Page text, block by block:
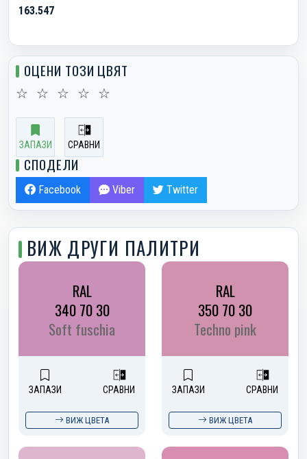
163.547
ОЦЕНИ ТОЗИ ЦВЯТ
☆ ☆ ☆ ☆ ☆
ЗАПАЗИ СРАВНИ
СПОДЕЛИ
Facebook Viber Twitter
ВИЖ ДРУГИ ПАЛИТРИ
RAL
340 70 30
Soft fuschia
ЗАПАЗИ СРАВНИ
ВИЖ ЦВЕТА
RAL
350 70 30
Techno pink
ЗАПАЗИ СРАВНИ
ВИЖ ЦВЕТА